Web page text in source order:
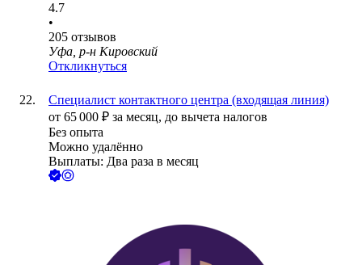
4.7
•
205 отзывов
Уфа, р-н Кировский
Откликнуться
Специалист контактного центра (входящая линия)
от 65 000 ₽ за месяц, до вычета налогов
Без опыта
Можно удалённо
Выплаты: Два раза в месяц